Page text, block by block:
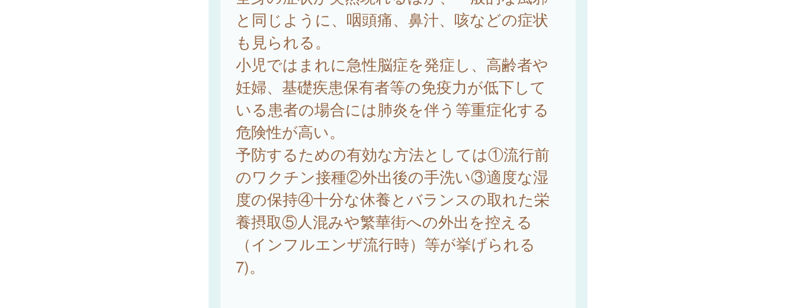
と同じように、咽頭痛、鼻汁、咳などの症状
も見られる。
小児ではまれに急性脳症を発症し、高齢者や
妊婦、基礎疾患保有者等の免疫力が低下して
いる患者の場合には肺炎を伴う等重症化する
危険性が高い。
予防するための有効な方法としては①流行前
のワクチン接種②外出後の手洗い③適度な湿
度の保持④十分な休養とバランスの取れた栄
養摂取⑤人混みや繁華街への外出を控える
（インフルエンザ流行時）等が挙げられる
7)。